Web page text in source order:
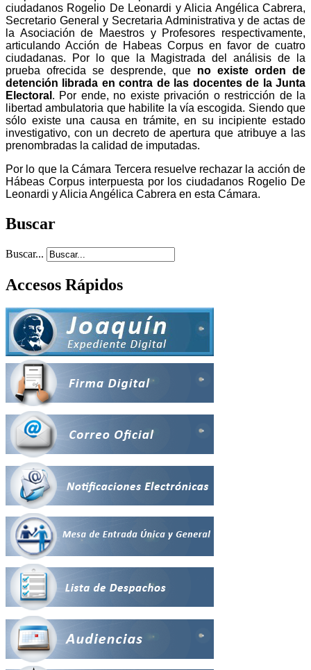
ciudadanos Rogelio De Leonardi y Alicia Angélica Cabrera,
Secretario General y Secretaria Administrativa y de actas de
la Asociación de Maestros y Profesores respectivamente,
articulando Acción de Habeas Corpus en favor de cuatro
ciudadanas. Por lo que la Magistrada del análisis de la
prueba ofrecida se desprende, que no existe orden de
detención librada en contra de las docentes de la Junta
Electoral . Por ende, no existe privación o restricción de la
libertad ambulatoria que habilite la vía escogida. Siendo que
sólo existe una causa en trámite, en su incipiente estado
investigativo, con un decreto de apertura que atribuye a las
prenombradas la calidad de imputadas.
Por lo que la Cámara Tercera resuelve rechazar la acción de
Hábeas Corpus interpuesta por los ciudadanos Rogelio De
Leonardi y Alicia Angélica Cabrera en esta Cámara.
Buscar
Buscar...
Accesos Rápidos